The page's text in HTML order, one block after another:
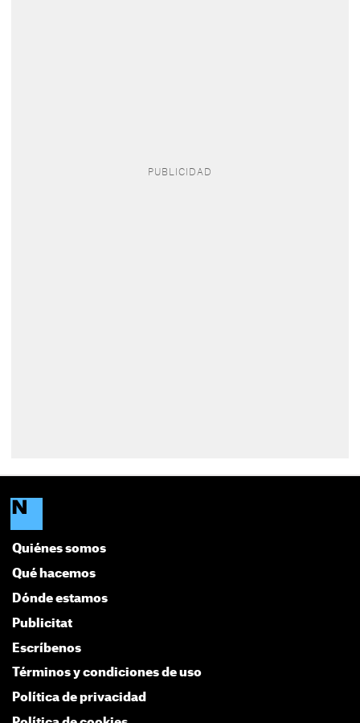
Quiénes somos
Qué hacemos
Dónde estamos
Publicitat
Escríbenos
Términos y condiciones de uso
Política de privacidad